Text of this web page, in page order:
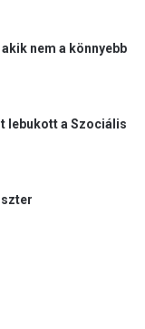
nem a könnyebb
lebukott a Szociális